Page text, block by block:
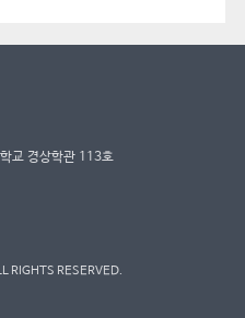
교 경상학관 113호
RIGHTS RESERVED.